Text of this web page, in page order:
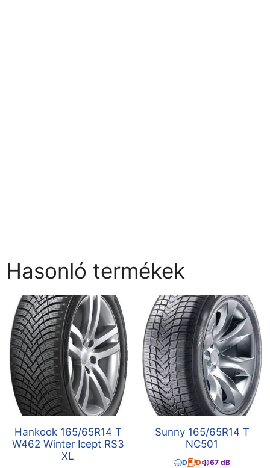
Hasonló termékek
Hankook 165/65R14 T
W462 Winter Icept RS3
XL
Sunny 165/65R14 T
NC501
D D 67 dB